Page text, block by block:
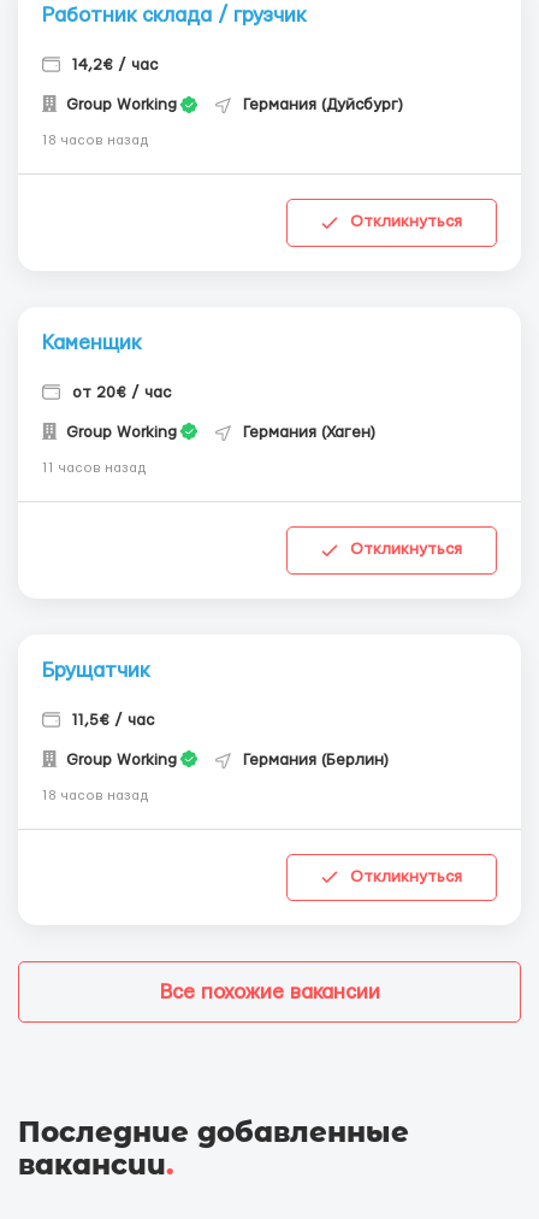
Работник склада / грузчик
14,2€ / час
Group Working Германия (Дуйсбург)
18 часов назад
Откликнуться
Каменщик
от 20€ / час
Group Working Германия (Хаген)
11 часов назад
Откликнуться
Брущатчик
11,5€ / час
Group Working Германия (Берлин)
18 часов назад
Откликнуться
Все похожие вакансии
Последние добавленные
вакансии.